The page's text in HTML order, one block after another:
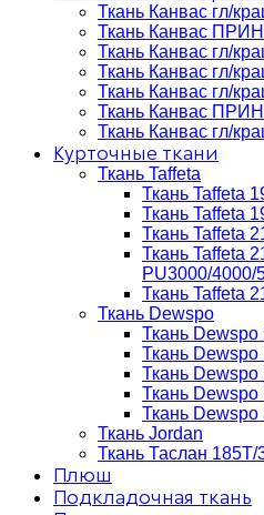
Ткань Канвас гл/
Ткань Канвас
Ткань Канвас гл/
Ткань Канвас гл/
Ткань Канвас гл/
Ткань Канвас
Ткань Канвас гл/
Курточные ткани
Ткань Taffeta
Ткань Taffeta
Ткань Taffeta
Ткань Taffeta
Ткань Taffeta
PU3000/4000/
Ткань Taffeta
Ткань Dewspo
Ткань
Ткань Dewspo
Ткань Dewspo
Ткань Dewspo
Ткань
Ткань Jordan
Ткань Таслан 185T/
Плюш
Подкладочная ткань